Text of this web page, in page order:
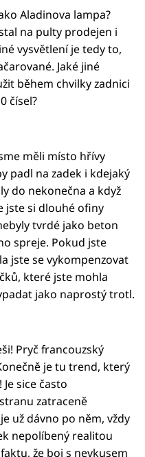
Aladinova lampa?
na pulty prodejen i
vysvětlení je tedy to,
Jaké jiné
během chvilky zadnici
čísel?
měli místo hřívy
padl na zadek i kdejaký
do nekonečna a když
jste si dlouhé ofiny
tvrdé jako beton
spreje. Pokud jste
jste se vykompenzovat
které jste mohla
jako naprostý trotl.
Pryč francouzský
je tu trend, který
sice často
zatraceně
už dávno po něm, vždy
nepolíbený realitou
že boj s nevkusem